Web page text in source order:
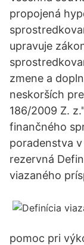
propojená
upravuje
zmene a
neskorších
186/2009 Z.
finančného
poradenstva
rezervná
viazaného
pomoc pri